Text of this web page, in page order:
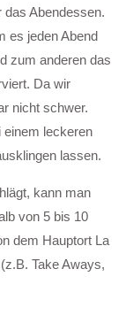
Abendessen.
es jeden Abend
zum anderen das
Da wir
nicht schwer.
einem leckeren
lassen.
kann man
von 5 bis 10
dem Hauptort La
Take Aways,